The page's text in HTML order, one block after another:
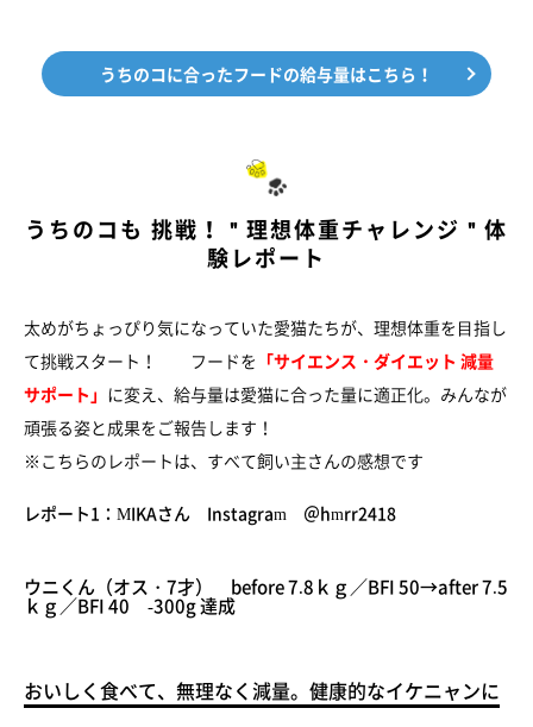
うちのコに合ったフードの給与量はこちら！
うちのコも 挑戦！＂理想体重チャレンジ＂体
験レポート
太めがちょっぴり気になっていた愛猫たちが、理想体重を⽬指し
て挑戦スタート！ フードを 「サイエンス・ダイエット 減量
サポート」 に変え、給与量は愛猫に合った量に適正化。みんなが
頑張る姿と成果をご報告します！
※こちらのレポートは、すべて飼い主さんの感想です
レポート1：MIKAさん Instagram ＠hmrr2418
ウニくん（オス・7才） before 7.8ｋｇ／BFI 50→after 7.5
ｋｇ／BFI 40 -300g 達成
おいしく食べて、無理なく減量。健康的なイケニャンに